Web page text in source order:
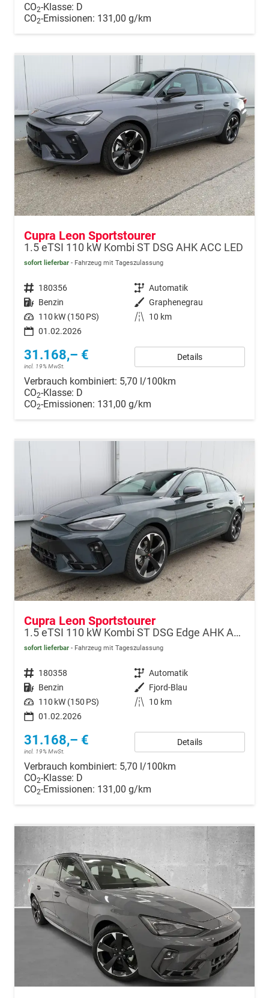
CO2-Klasse: D
CO2-Emissionen: 131,00 g/km
Cupra Leon Sportstourer
1.5 eTSI 110 kW Kombi ST DSG AHK ACC LED
sofort lieferbar Fahrzeug mit Tageszulassung
Fahrzeugnr. 180356 Getriebe Automatik
Kraftstoff Benzin Außenfarbe Graphenegrau
Leistung 110 kW (150 PS) Kilometerstand
10 km
01.02.2026
31.168,– €
incl. 19% MwSt.
Details
Verbrauch kombiniert: 5,70 l/100km
CO2-Klasse: D
CO2-Emissionen: 131,00 g/km
Cupra Leon Sportstourer
1.5 eTSI 110 kW Kombi ST DSG Edge AHK ACC LED
sofort lieferbar Fahrzeug mit Tageszulassung
Fahrzeugnr. 180358 Getriebe Automatik
Kraftstoff Benzin Außenfarbe Fjord-Blau
Leistung 110 kW (150 PS) Kilometerstand
10 km
01.02.2026
31.168,– €
incl. 19% MwSt.
Details
Verbrauch kombiniert: 5,70 l/100km
CO2-Klasse: D
CO2-Emissionen: 131,00 g/km